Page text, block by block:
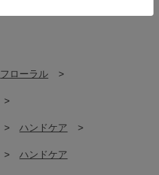
フローラル >
>
> ハンドケア >
>
ハンドケア